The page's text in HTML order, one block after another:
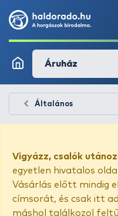
Áruház
Általános
Vigyázz, csalók
egyetlen hivatalos
Vásárlás előtt mindig
címsorát, és csak itt
máshol találkozol